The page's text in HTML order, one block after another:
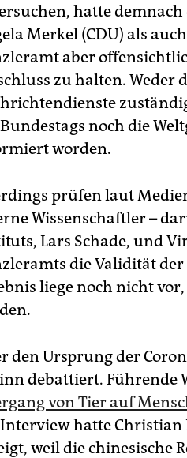
hatte
Merkel (CDU) als
aber
zu halten. Weder
noch die
worden.
prüfen laut
Wissenschaftler –
Lars Schade, und
die Validität
liege noch nicht
den Ursprung der
debattiert. Führende
von Tier auf
hatte Christian
weil die chinesische